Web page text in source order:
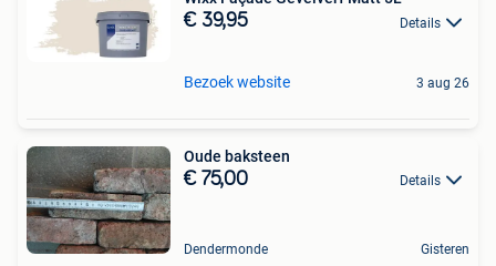
€ 39,95 Details
Bezoek website 3 aug 26
Oude baksteen
€ 75,00 Details
Dendermonde Gisteren